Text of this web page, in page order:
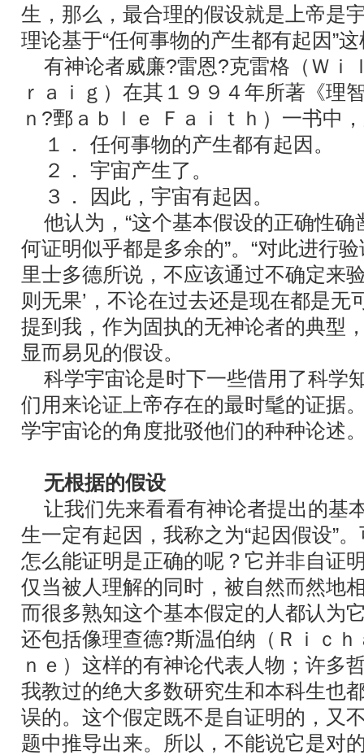
生，那么，最合理的假设就是上帝是
理论基于“任何事物的产生都有起因”
有神论者威廉?雷恩?克雷格（Ｗｉ
ｒａｉｇ）在其１９９４年所著《理
ｎ?鄄ａｂｌｅ Ｆａｉｔｈ）一书中
１． 任何事物的产生都有起因。
２． 宇宙产生了。
３． 因此，宇宙有起因。
他认为，“这个基本假设的正确性确
何证明似乎都是多余的”。“对此进行
里士多德所说，不应该通过不确定来
则无果’，不论在过去还是现在都是无
提到我，作为固执的无神论者的典型
显而易见的假设。
科学宇宙论是时下一些借用了科学
们用来论证上帝存在的最时髦的证据
学宇宙论的角度批驳他们的种种论述
无根据的假设
让我们先来看看有神论者提出的基
生一定有起因，我称之为“起因假设”
怎么能证明是正确的呢？它并非自证
仅当被人理解的同时，被自然而然地
而很多熟知这个基本假定的人都认为
还包括像理查德?斯温伯纳（Ｒｉｃ
ｎｅ）这样的有神论代表人物；许多
我教过的绝大多数研究生和本科生也
误的。这个假定既不是自证明的，又
题中推导出来。所以，不能说它是对